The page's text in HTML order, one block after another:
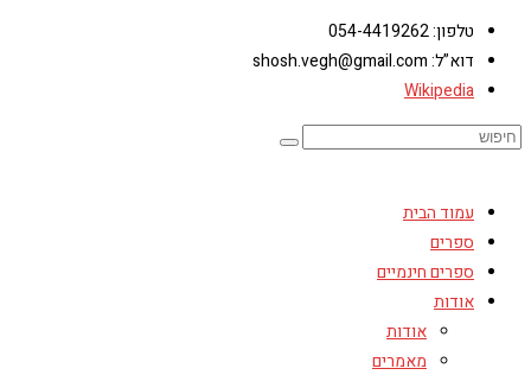
טלפון: 054-4419262
דוא”ל: shosh.vegh@gmail.com
Wikipedia
עמוד הבית
ספרים
ספרים חינמיים
אודות
אודות
מאמרים